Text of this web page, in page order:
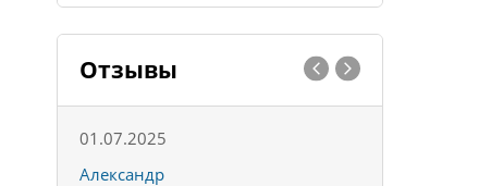
Отзывы
01.07.2025
Александр